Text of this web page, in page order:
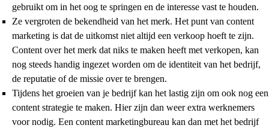
gebruikt om in het oog te springen en de interesse vast te houden.
Ze vergroten de bekendheid van het merk. Het punt van content
marketing is dat de uitkomst niet altijd een verkoop hoeft te zijn.
Content over het merk dat niks te maken heeft met verkopen, kan
nog steeds handig ingezet worden om de identiteit van het bedrijf,
de reputatie of de missie over te brengen.
Tijdens het groeien van je bedrijf kan het lastig zijn om ook nog een
content strategie te maken. Hier zijn dan weer extra werknemers
voor nodig. Een content marketingbureau kan dan met het bedrijf